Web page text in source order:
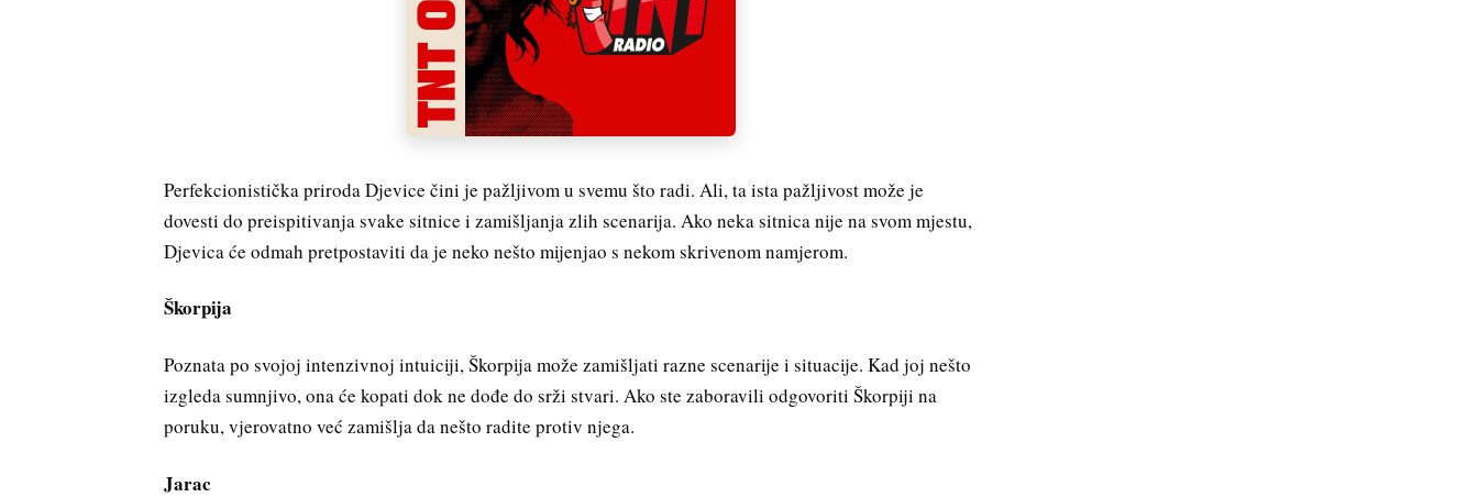
Perfekcionistička priroda Djevice čini je pažljivom u svemu što radi. Ali, ta ista pažljivost može je
dovesti do preispitivanja svake sitnice i zamišljanja zlih scenarija. Ako neka sitnica nije na svom mjestu,
Djevica će odmah pretpostaviti da je neko nešto mijenjao s nekom skrivenom namjerom.
Škorpija
Poznata po svojoj intenzivnoj intuiciji, Škorpija može zamišljati razne scenarije i situacije. Kad joj nešto
izgleda sumnjivo, ona će kopati dok ne dođe do srži stvari. Ako ste zaboravili odgovoriti Škorpiji na
poruku, vjerovatno već zamišlja da nešto radite protiv njega.
Jarac